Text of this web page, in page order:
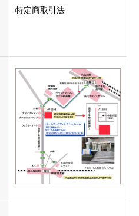
特定商取引法